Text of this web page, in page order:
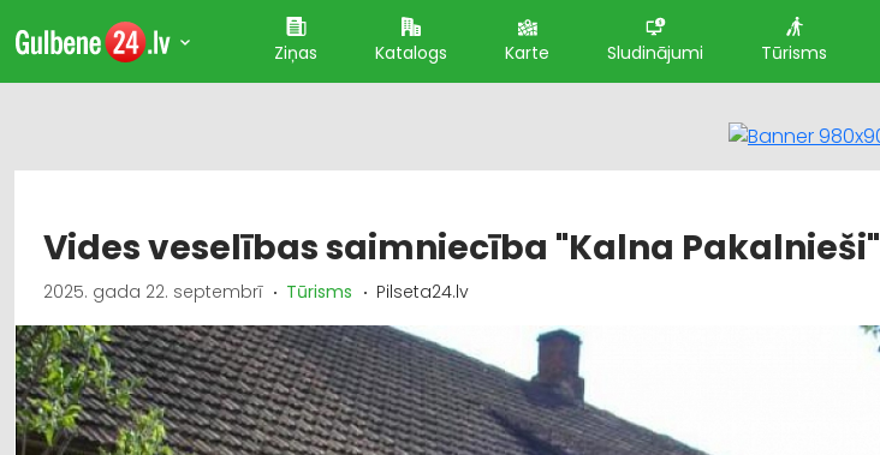
Ziņas Katalogs Karte Sludinājumi Tūrisms
Vides veselības saimniecība "Kalna Pakalnieši"
2025. gada 22. septembrī Tūrisms Pilseta24.lv